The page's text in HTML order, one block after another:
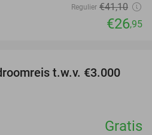
Regulier €41,10
€26,95
t.w.v. €3.000
Gratis